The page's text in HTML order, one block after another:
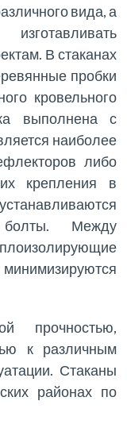
вида, а
В стаканах
пробки
кровельного
выполнена с
наиболее
либо
крепления в
болты. Между
прочностью,
к различным
Стаканы
районах по